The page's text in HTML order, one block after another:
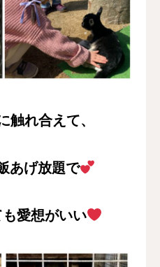
触れ合えて、
あげ放題で
愛想がいい